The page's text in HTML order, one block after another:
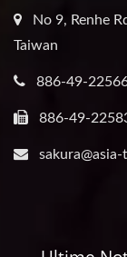
No 9, Renhe
Taiwan
886-49-
886-49-